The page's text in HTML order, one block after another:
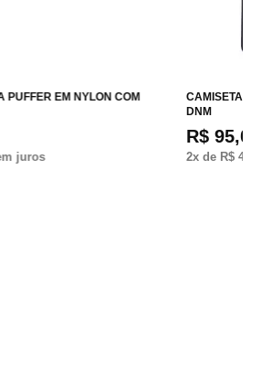
PUFFER EM NYLON COM
juros
CAMISETA
DNM
R$ 95,00
2x de R$ 47,50